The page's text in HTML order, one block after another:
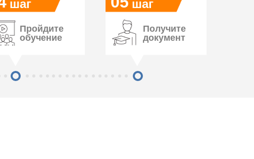
шаг шаг
Пройдите
обучение
Получите
документ